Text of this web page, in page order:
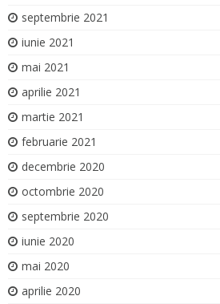
septembrie 2021
iunie 2021
mai 2021
aprilie 2021
martie 2021
februarie 2021
decembrie 2020
octombrie 2020
septembrie 2020
iunie 2020
mai 2020
aprilie 2020